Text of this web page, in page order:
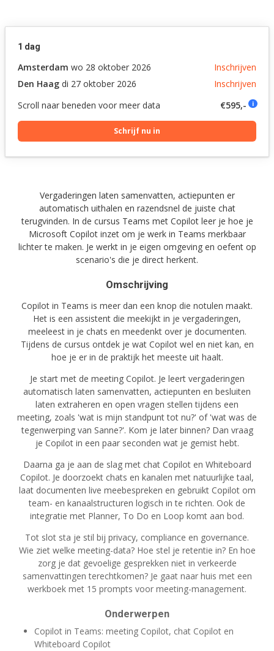
1 dag
Amsterdam wo 28 oktober 2026
Inschrijven
Den Haag di 27 oktober 2026
Inschrijven
Scroll naar beneden voor meer data
€595,- i
Schrijf nu in
Vergaderingen laten samenvatten, actiepunten er
automatisch uithalen en razendsnel de juiste chat
terugvinden. In de cursus Teams met Copilot leer je hoe je
Microsoft Copilot inzet om je werk in Teams merkbaar
lichter te maken. Je werkt in je eigen omgeving en oefent op
scenario's die je direct herkent.
Omschrijving
Copilot in Teams is meer dan een knop die notulen maakt.
Het is een assistent die meekijkt in je vergaderingen,
meeleest in je chats en meedenkt over je documenten.
Tijdens de cursus ontdek je wat Copilot wel en niet kan, en
hoe je er in de praktijk het meeste uit haalt.
Je start met de meeting Copilot. Je leert vergaderingen
automatisch laten samenvatten, actiepunten en besluiten
laten extraheren en open vragen stellen tijdens een
meeting, zoals 'wat is mijn standpunt tot nu?' of 'wat was de
tegenwerping van Sanne?'. Kom je later binnen? Dan vraag
je Copilot in een paar seconden wat je gemist hebt.
Daarna ga je aan de slag met chat Copilot en Whiteboard
Copilot. Je doorzoekt chats en kanalen met natuurlijke taal,
laat documenten live meebespreken en gebruikt Copilot om
team- en kanaalstructuren logisch in te richten. Ook de
integratie met Planner, To Do en Loop komt aan bod.
Tot slot sta je stil bij privacy, compliance en governance.
Wie ziet welke meeting-data? Hoe stel je retentie in? En hoe
zorg je dat gevoelige gesprekken niet in verkeerde
samenvattingen terechtkomen? Je gaat naar huis met een
werkboek met 15 prompts voor meeting-management.
Onderwerpen
Copilot in Teams: meeting Copilot, chat Copilot en
Whiteboard Copilot